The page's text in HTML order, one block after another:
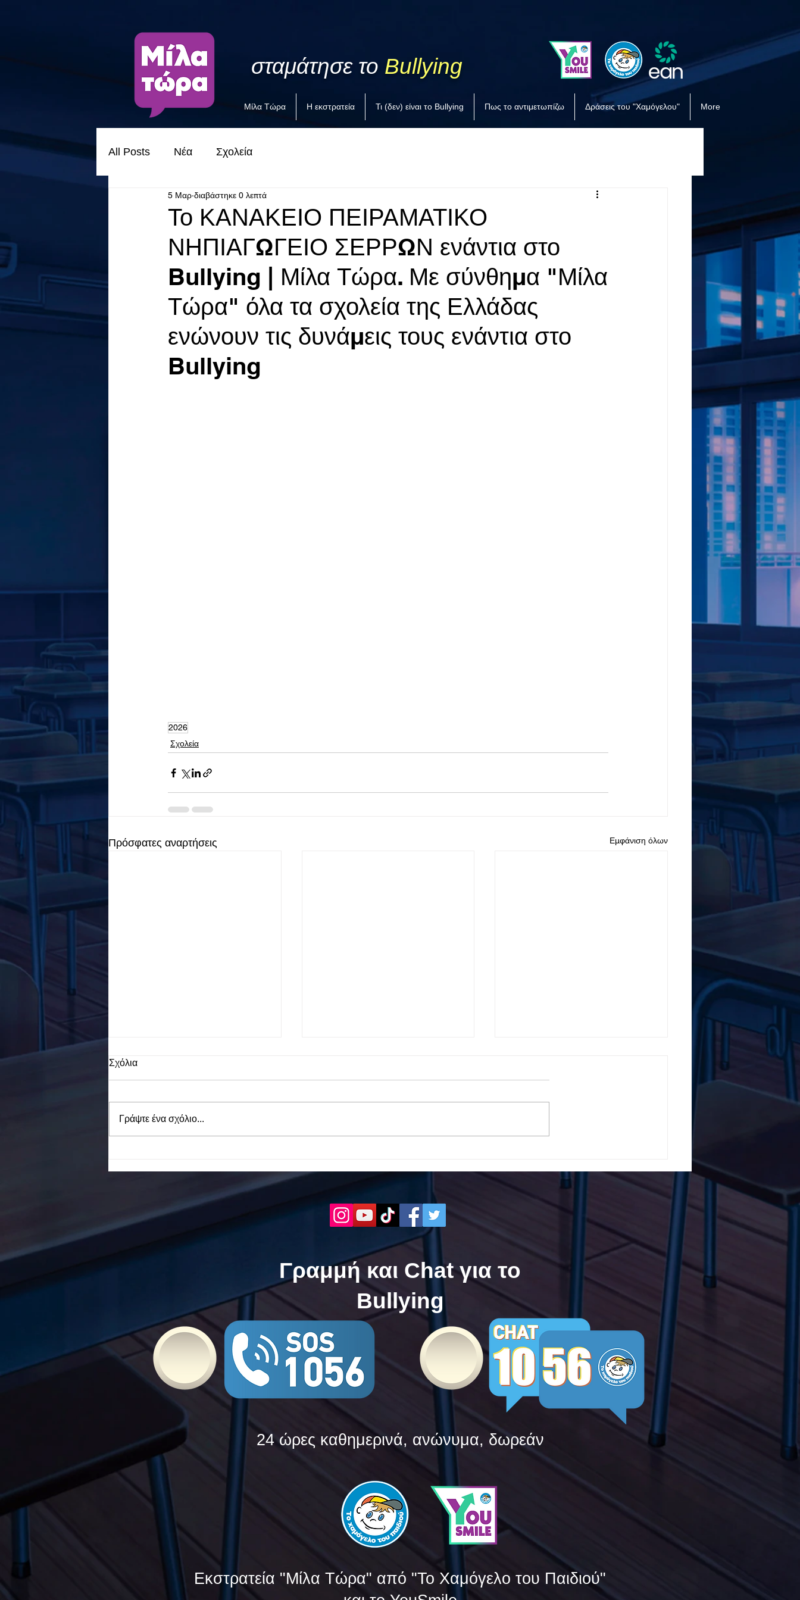
σταμάτησε το Bullying
Μίλα Τώρα Η εκστρατεία Τι (δεν) είναι το Bullying Πως το αντιμετωπίζω Δράσεις του "Χαμόγελου" More
All Posts Νέα Σχολεία
Το ΚΑΝΑΚΕΙΟ ΠΕΙΡΑΜΑΤΙΚΟ
ΝΗΠΙΑΓΩΓΕΙΟ ΣΕΡΡΩΝ ενάντια στο
Bullying | Μίλα Τώρα. Με σύνθημα "Μίλα
Τώρα" όλα τα σχολεία της Ελλάδας
ενώνουν τις δυνάμεις τους ενάντια στο
Bullying
5 Μαρ διαβάστηκε 0 λεπτά
2026
Σχολεία
Πρόσφατες αναρτήσεις Εμφάνιση όλων
Τώρα" όλα τα σχολεία της
Ελλάδας ενώνουν τις
δυνάμεις τους ενάντια στο
Τώρα" όλα τα σχολεία της
Ελλάδας ενώνουν τις
δυνάμεις τους ενάντια στο
| Μίλα Τώρα. Με σύνθημα
της Ελλάδας ενώνουν τις
δυνάμεις τους ενάντια στο
Σχόλια
Γράψτε ένα σχόλιο...
Γραμμή και Chat για το
Bullying
24 ώρες καθημερινά, ανώνυμα, δωρεάν
Εκστρατεία "Μίλα Τώρα" από "Το Χαμόγελο του Παιδιού"